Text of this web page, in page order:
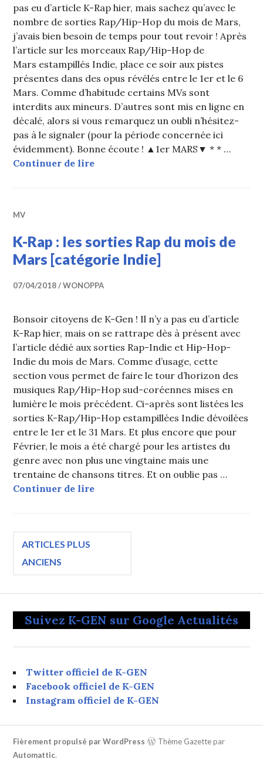
pas eu d’article K-Rap hier, mais sachez qu’avec le
nombre de sorties Rap/Hip-Hop du mois de Mars,
j’avais bien besoin de temps pour tout revoir ! Après
l’article sur les morceaux Rap/Hip-Hop de
Mars estampillés Indie, place ce soir aux pistes
présentes dans des opus révélés entre le 1er et le 6
Mars. Comme d’habitude certains MVs sont
interdits aux mineurs. D’autres sont mis en ligne en
décalé, alors si vous remarquez un oubli n’hésitez-
pas à le signaler (pour la période concernée ici
évidemment). Bonne écoute ! ▲1er MARS▼ * * …
Continuer de lireK-Rap : les sorties du 1er au 6
MV
K-Rap : les sorties Rap du mois de
Mars [catégorie Indie]
07/04/2018 WONOPPA
Bonsoir citoyens de K-Gen ! Il n’y a pas eu d’article
K-Rap hier, mais on se rattrape dès à présent avec
l’article dédié aux sorties Rap-Indie et Hip-Hop-
Indie du mois de Mars. Comme d’usage, cette
section vous permet de faire le tour d’horizon des
musiques Rap/Hip-Hop sud-coréennes mises en
lumière le mois précédent. Ci-après sont listées les
sorties K-Rap/Hip-Hop estampillées Indie dévoilées
entre le 1er et le 31 Mars. Et plus encore que pour
Février, le mois a été chargé pour les artistes du
genre avec non plus une vingtaine mais une
trentaine de chansons titres. Et on oublie pas …
Continuer de lireK-Rap : les sorties Rap du mois de
Navigation
articles
ARTICLES PLUS
ANCIENS
Suivez K-GEN sur Google Actualités
Twitter officiel de K-GEN
Facebook officiel de K-GEN
Instagram officiel de K-GEN
Fièrement propulsé par WordPress
Thème Gazette par
Automattic.